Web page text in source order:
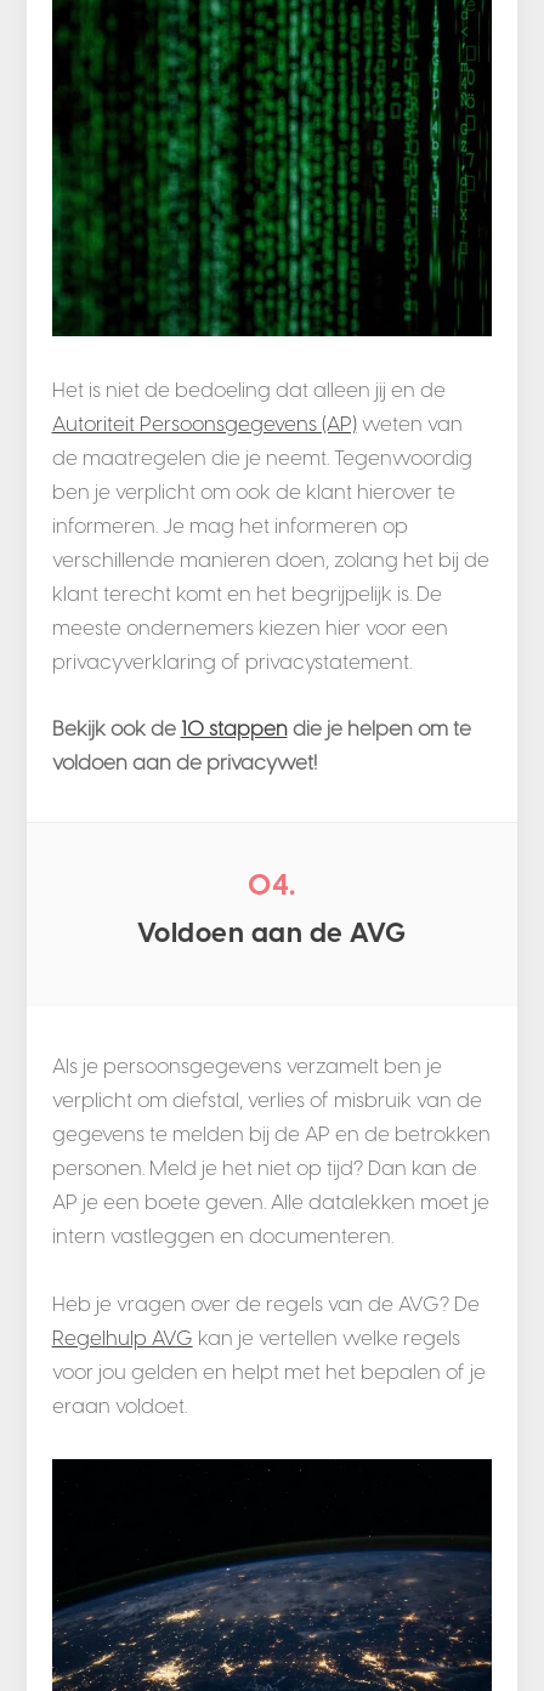
Het is niet de bedoeling dat alleen jij en de
Autoriteit Persoonsgegevens (AP)weten van
de maatregelen die je neemt. Tegenwoordig
ben je verplicht om ook de klant hierover te
informeren. Je mag het informeren op
verschillende manieren doen, zolang het bij de
klant terecht komt en het begrijpelijk is. De
meeste ondernemers kiezen hier voor een
privacyverklaring of privacystatement.
Bekijk ook de 10 stappendie je helpen om te
voldoen aan de privacywet!
04.
Voldoen aan de AVG
Als je persoonsgegevens verzamelt ben je
verplicht om diefstal, verlies of misbruik van de
gegevens te melden bij de AP en de betrokken
personen. Meld je het niet op tijd? Dan kan de
AP je een boete geven. Alle datalekken moet je
intern vastleggen en documenteren.
Heb je vragen over de regels van de AVG? De
Regelhulp AVG kan je vertellen welke regels
voor jou gelden en helpt met het bepalen of je
eraan voldoet.